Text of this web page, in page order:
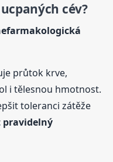
cév?
průtok krve,
i tělesnou hmotnost.
toleranci zátěže
pravidelný